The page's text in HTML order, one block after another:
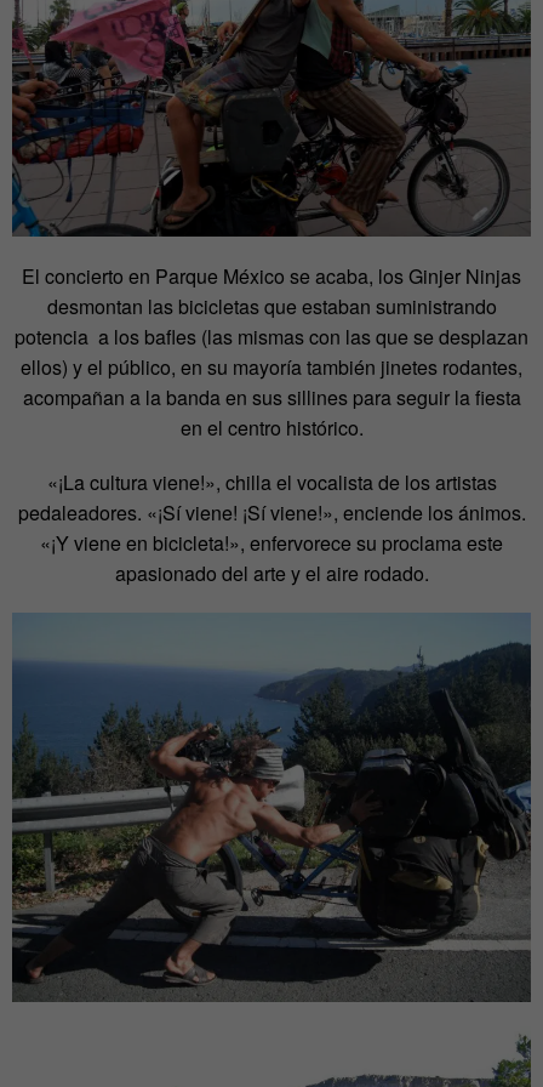
El concierto en Parque México se acaba, los Ginjer Ninjas
desmontan las bicicletas que estaban suministrando
potencia a los bafles (las mismas con las que se desplazan
ellos) y el público, en su mayoría también jinetes rodantes,
acompañan a la banda en sus sillines para seguir la fiesta
en el centro histórico.
«¡La cultura viene!», chilla el vocalista de los artistas
pedaleadores. «¡Sí viene! ¡Sí viene!», enciende los ánimos.
«¡Y viene en bicicleta!», enfervorece su proclama este
apasionado del arte y el aire rodado.